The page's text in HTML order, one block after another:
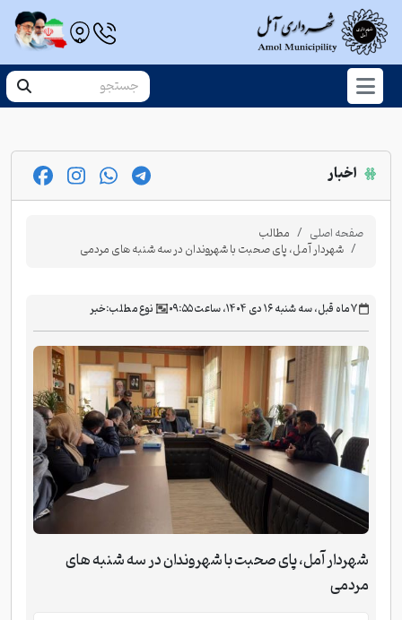
اخبار
صفحه اصلی مطالب
شهردار آمل، پای صحبت با شهروندان در سه شنبه های مردمی
‫۷ ماه قبل، سه شنبه ۱۶ دی ۱۴۰۴، ساعت ۰۹:۵۵ نوع مطلب:خبر
شهردار آمل، پای صحبت با شهروندان در سه شنبه های
مردمی